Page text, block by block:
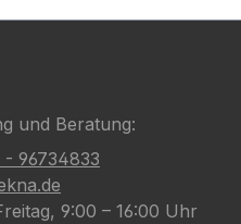
und Beratung:
- 96734833
9:00 – 16:00 Uhr